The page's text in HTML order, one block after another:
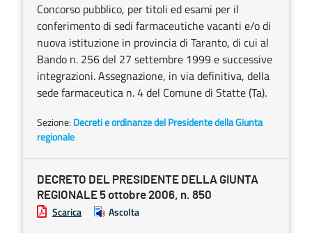
Concorso pubblico, per titoli ed esami per il
conferimento di sedi farmaceutiche vacanti e/o di
nuova istituzione in provincia di Taranto, di cui al
Bando n. 256 del 27 settembre 1999 e successive
integrazioni. Assegnazione, in via definitiva, della
sede farmaceutica n. 4 del Comune di Statte (Ta).
Sezione: Decreti e ordinanze del Presidente della Giunta
regionale
DECRETO DEL PRESIDENTE DELLA GIUNTA
REGIONALE 5 ottobre 2006, n. 850
Scarica Ascolta